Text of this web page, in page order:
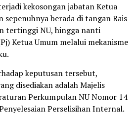
kekosongan jabatan Ketua
sepenuhnya berada di tangan Rais
tertinggi NU, hingga nanti
Ketua Umum melalui mekanisme
keputusan tersebut,
disediakan adalah Majelis
Perkumpulan NU Nomor 14
Perselisihan Internal.